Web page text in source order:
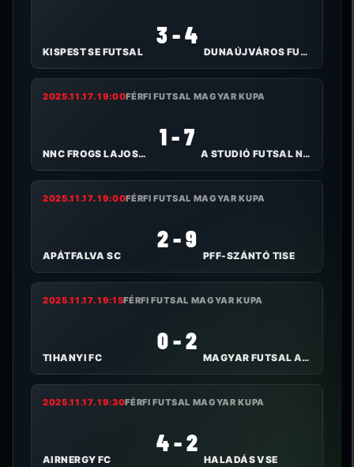
KISPEST SE FUTSAL
3 - 4
DUNAÚJVÁROS FUTSAL
2025.11.17. 19:00FÉRFI FUTSAL MAGYAR KUPA
NNC FROGS LAJOSMIZSE
1 - 7
A STUDIÓ FUTSAL NYÍREGYHÁZA
2025.11.17. 19:00FÉRFI FUTSAL MAGYAR KUPA
APÁTFALVA SC
2 - 9
PFF-SZÁNTÓ TISE
2025.11.17. 19:15FÉRFI FUTSAL MAGYAR KUPA
TIHANYI FC
0 - 2
MAGYAR FUTSAL AKADÉMIA
2025.11.17. 19:30FÉRFI FUTSAL MAGYAR KUPA
AIRNERGY FC
4 - 2
HALADÁS VSE